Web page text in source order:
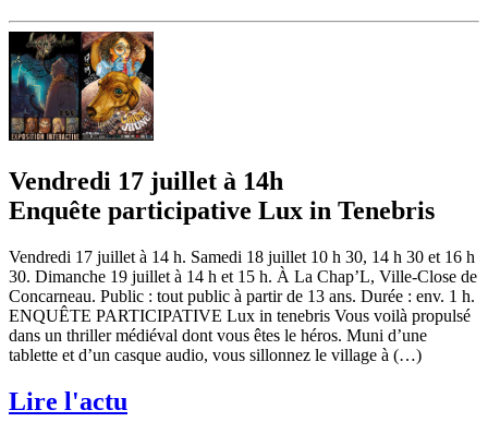
Vendredi 17 juillet à 14h
Enquête participative Lux in Tenebris
Vendredi 17 juillet à 14 h. Samedi 18 juillet 10 h 30, 14 h 30 et 16 h
30. Dimanche 19 juillet à 14 h et 15 h. À La Chap’L, Ville-Close de
Concarneau. Public : tout public à partir de 13 ans. Durée : env. 1 h.
ENQUÊTE PARTICIPATIVE Lux in tenebris Vous voilà propulsé
dans un thriller médiéval dont vous êtes le héros. Muni d’une
tablette et d’un casque audio, vous sillonnez le village à (…)
Lire l'actu